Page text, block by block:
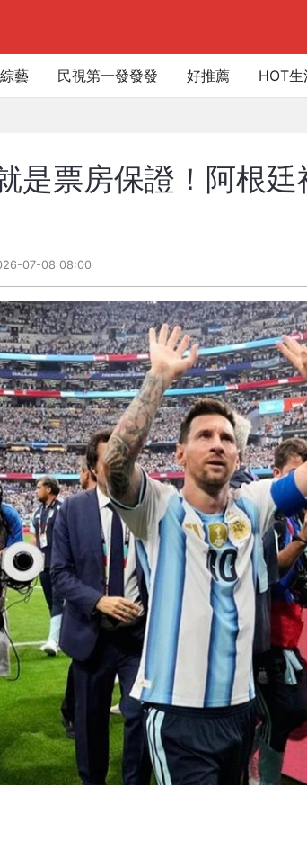
藝 民視第一發發發 好推薦 HOT生
是票房保證！阿根
07-08 08:00